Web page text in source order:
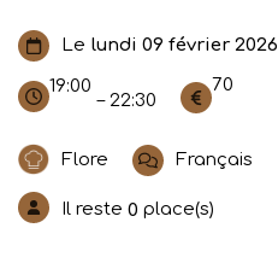
Le lundi 09 février 2026
19:00
– 22:30
70
Flore Français
Il reste 0 place(s)